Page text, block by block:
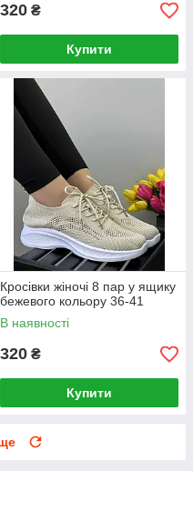
320 ₴
Купити
Кросівки жіночі 8 пар у ящику
бежевого кольору 36-41
В наявності
320 ₴
Купити